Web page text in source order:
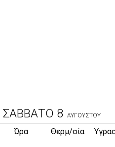
ΣΑΒΒΑΤΟ 8 ΑΥΓΟΥΣΤΟΥ
Ώρα Θερμ/σία